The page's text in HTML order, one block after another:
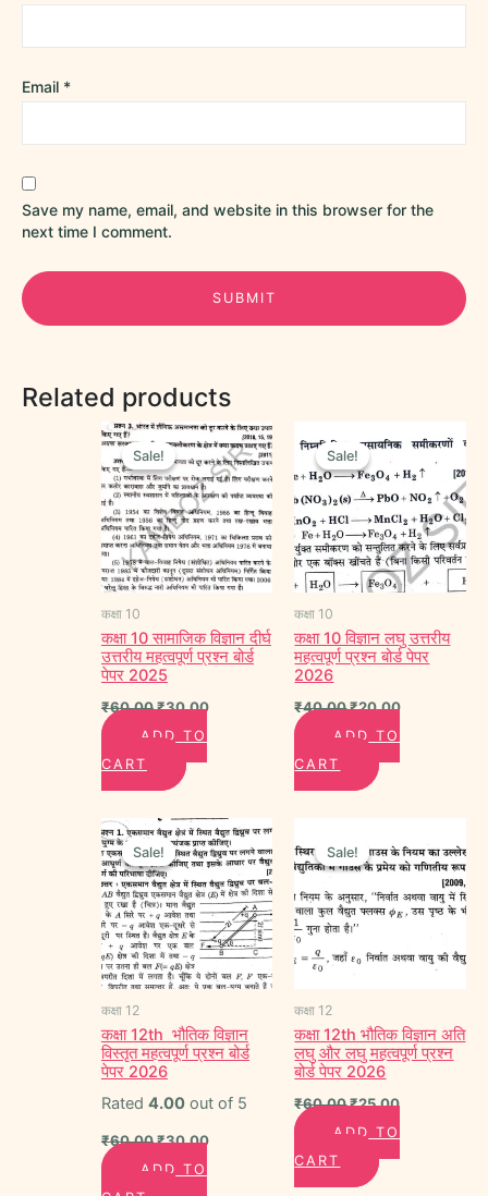
Email *
Save my name, email, and website in this browser for the
next time I comment.
Related products
Sale!
Sale!
कक्षा 10
कक्षा 10 सामाजिक विज्ञान दीर्घ
उत्तरीय महत्वपूर्ण प्रश्न बोर्ड
पेपर 2025
₹60.00
Original
price
was:
₹60.00.
₹30.00
Current
price
is:
₹30.00.
ADD TO
CART
Sale!
Sale!
कक्षा 10
कक्षा 10 विज्ञान लघु उत्तरीय
महत्वपूर्ण प्रश्न बोर्ड पेपर
2026
₹40.00
price
was:
₹40.00.
₹20.00
price
is:
₹20.00.
ADD TO
CART
Sale!
Sale!
कक्षा 12
कक्षा 12th भौतिक विज्ञान
विस्तृत महत्वपूर्ण प्रश्न बोर्ड
पेपर 2026
Rated 4.00out of 5
₹60.00
Original
price
was:
₹60.00.
₹30.00
Current
price
is:
₹30.00.
ADD TO
Sale!
Sale!
कक्षा 12
कक्षा 12th भौतिक विज्ञान अति
लघु और लघु महत्वपूर्ण प्रश्न
बोर्ड पेपर 2026
₹60.00
price
was:
₹25.00
price
is:
₹25.00.
ADD TO
CART